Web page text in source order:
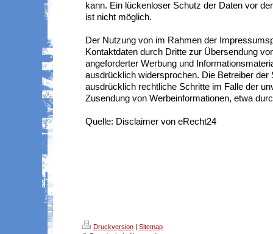
kann. Ein lückenloser Schutz der Daten vor
ist nicht möglich.
Der Nutzung von im Rahmen der
Kontaktdaten durch Dritte zur Übersendung
angeforderter Werbung und
ausdrücklich widersprochen. Die Betreiber der
ausdrücklich rechtliche Schritte im Falle der
Zusendung von Werbeinformationen, etwa
Quelle: Disclaimer von eRecht24
Druckversion | Sitemap